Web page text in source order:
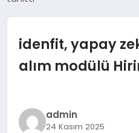
DÜNYA
idenfit, yapay
alım modülü
admin
24 Kasım 2025